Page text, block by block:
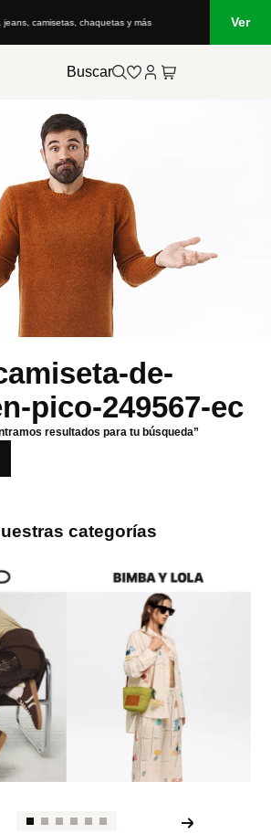
jeans, camisetas, chaquetas y más Ver
Buscar
de-
pico-249567-ec
resultados para tu búsqueda”
categorías